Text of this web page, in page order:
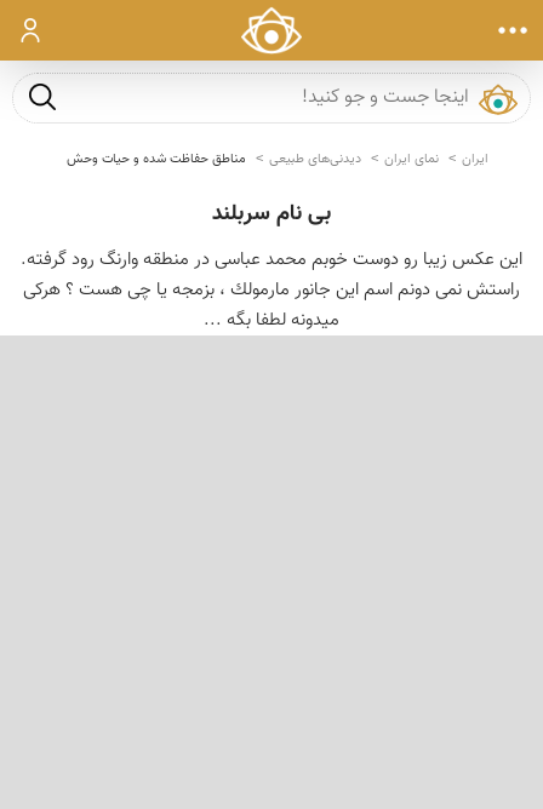
ورود
جست و
ایران نمای ایران دیدنی‌های طبیعی مناطق حفاظت شده و حیات وحش
بی نام سربلند
این عكس زیبا رو دوست خوبم محمد عباسی در منطقه وارنگ رود گرفته.
راستش نمی دونم اسم این جانور مارمولك ، بزمجه یا چی هست ؟ هركی
میدونه لطفا بگه ...